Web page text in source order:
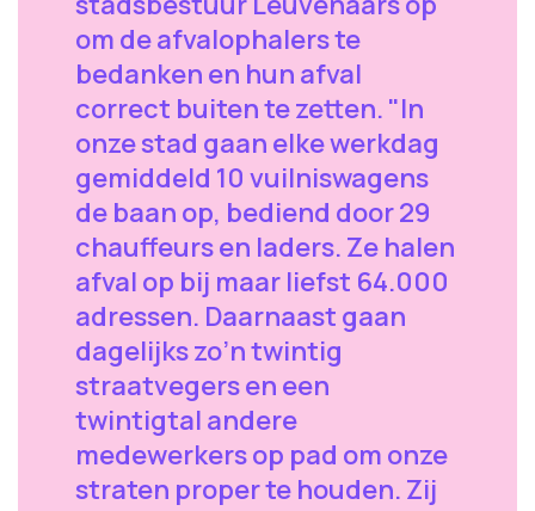
om de afvalophalers te
bedanken en hun afval
correct buiten te zetten. "In
onze stad gaan elke werkdag
gemiddeld 10 vuilniswagens
de baan op, bediend door 29
chauffeurs en laders. Ze halen
afval op bij maar liefst 64.000
adressen. Daarnaast gaan
dagelijks zo’n twintig
straatvegers en een
twintigtal andere
medewerkers op pad om onze
straten proper te houden. Zij